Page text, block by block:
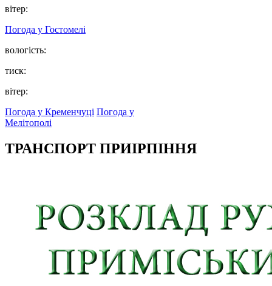
вітер:
Погода у Гостомелі
вологість:
тиск:
вітер:
Погода у Кременчуці Погода у
Мелітополі
ТРАНСПОРТ ПРИІРПІННЯ